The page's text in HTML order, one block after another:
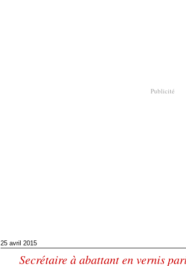
Publicité
25 avril 2015
Secrétaire à abattant en vernis